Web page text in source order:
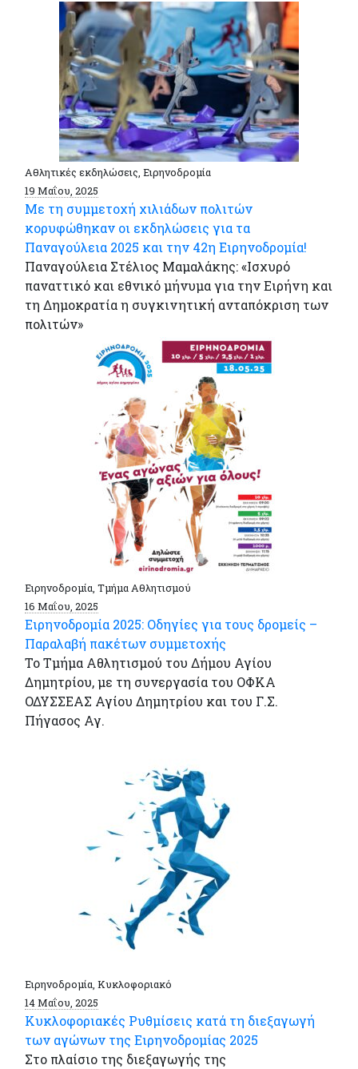
Αθλητικές εκδηλώσεις, Ειρηνοδρομία
19 Μαΐου, 2025
Με τη συμμετοχή χιλιάδων πολιτών
κορυφώθηκαν οι εκδηλώσεις για τα
Παναγούλεια 2025 και την 42η Ειρηνοδρομία!
Παναγούλεια Στέλιος Μαμαλάκης: «Ισχυρό
παναττικό και εθνικό μήνυμα για την Ειρήνη και
τη Δημοκρατία η συγκινητική ανταπόκριση των
πολιτών»
Ειρηνοδρομία, Τμήμα Αθλητισμού
16 Μαΐου, 2025
Ειρηνοδρομία 2025: Οδηγίες για τους δρομείς –
Παραλαβή πακέτων συμμετοχής
Το Τμήμα Αθλητισμού του Δήμου Αγίου
Δημητρίου, με τη συνεργασία του ΟΦΚΑ
ΟΔΥΣΣΕΑΣ Αγίου Δημητρίου και του Γ.Σ.
Πήγασος Αγ.
Ειρηνοδρομία, Κυκλοφοριακό
14 Μαΐου, 2025
Κυκλοφοριακές Ρυθμίσεις κατά τη διεξαγωγή
των αγώνων της Ειρηνοδρομίας 2025
Στο πλαίσιο της διεξαγωγής της